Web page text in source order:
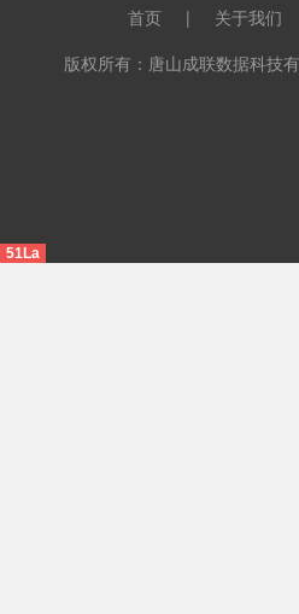
首页 | 关于我们
版权所有：唐山成联数据科
51La